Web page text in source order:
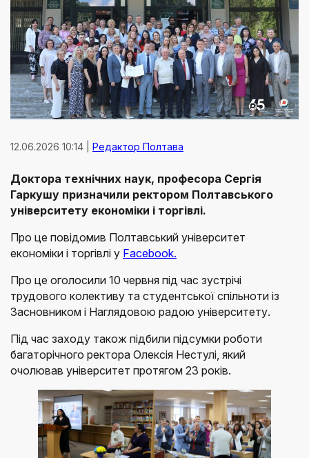
12.06.2026 10:14 | Редактор Полтава
Доктора технічних наук, професора Сергія
Гаркушу призначили ректором Полтавського
університету економіки і торгівлі.
Про це повідомив Полтавський університет
економіки і торгівлі у Facebook.
Про це оголосили 10 червня під час зустрічі
трудового колективу та студентської спільноти із
Засновником і Наглядовою радою університету.
Під час заходу також підбили підсумки роботи
багаторічного ректора Олексія Нестулі, який
очолював університет протягом 23 років.